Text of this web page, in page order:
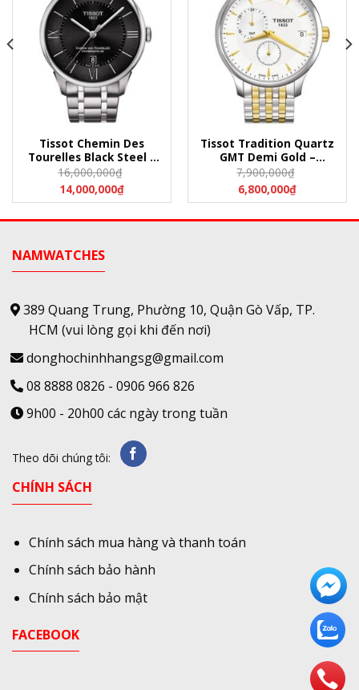
Tissot Chemin Des
Tourelles Black Steel –
T099.407.11.058.00
(T0994071105800)
16,000,000₫
14,000,000₫
Tissot Tradition Quartz
GMT Demi Gold –
T063.639.22.037.00
(T0636392203700)
7,900,000₫
6,800,000₫
NAMWATCHES
389 Quang Trung, Phường 10, Quận Gò Vấp, TP.
HCM (vui lòng gọi khi đến nơi)
donghochinhhangsg@gmail.com
08 8888 0826 - 0906 966 826
9h00 - 20h00 các ngày trong tuần
Theo dõi chúng tôi:
CHÍNH SÁCH
Chính sách mua hàng và thanh toán
Chính sách bảo hành
Chính sách bảo mật
FACEBOOK